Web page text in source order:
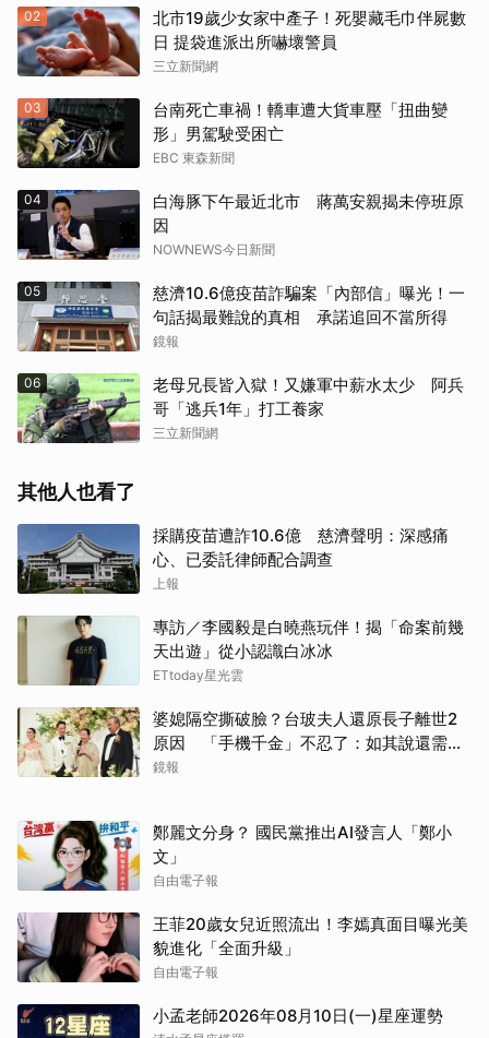
02
北市19歲少女家中產子！死嬰藏毛巾伴屍數
日 提袋進派出所嚇壞警員
三立新聞網
03
台南死亡車禍！轎車遭大貨車壓「扭曲變
形」男駕駛受困亡
EBC 東森新聞
04
白海豚下午最近北市 蔣萬安親揭未停班原
因
NOWNEWS今日新聞
05
慈濟10.6億疫苗詐騙案「內部信」曝光！一
句話揭最難說的真相 承諾追回不當所得
鏡報
06
老母兄長皆入獄！又嫌軍中薪水太少 阿兵
哥「逃兵1年」打工養家
三立新聞網
其他人也看了
採購疫苗遭詐10.6億 慈濟聲明：深感痛
心、已委託律師配合調查
上報
專訪／李國毅是白曉燕玩伴！揭「命案前幾
天出遊」從小認識白冰冰
ETtoday星光雲
婆媳隔空撕破臉？台玻夫人還原長子離世2
原因 「手機千金」不忍了：如其說還需要
離開嗎？
鏡報
鄭麗文分身？ 國民黨推出AI發言人「鄭小
文」
自由電子報
王菲20歲女兒近照流出！李嫣真面目曝光美
貌進化「全面升級」
自由電子報
小孟老師2026年08月10日(一)星座運勢